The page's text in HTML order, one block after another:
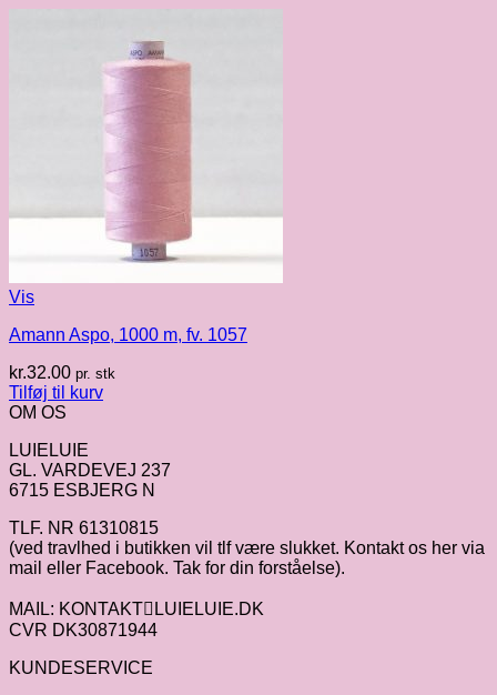
Vis
Amann Aspo, 1000 m, fv. 1057
kr.32.00 pr. stk
Tilføj til kurv
OM OS
LUIELUIE
GL. VARDEVEJ 237
6715 ESBJERG N
TLF. NR 61310815
(ved travlhed i butikken vil tlf være slukket. Kontakt os her via
mail eller Facebook. Tak for din forståelse).
MAIL: KONTAKTLUIELUIE.DK
CVR DK30871944
KUNDESERVICE